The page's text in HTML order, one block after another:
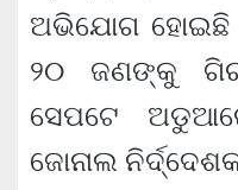
ଅଭିଯୋଗ ହୋଇଛି
୨୦ ଜଣଙ୍କୁ
ସେପଟେ
ଜୋନାଲ